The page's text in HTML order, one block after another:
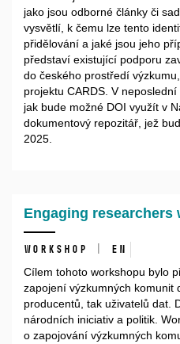
jako jsou odborné články či
vysvětlí, k čemu lze tento
přidělování a jaké jsou jeho
představí existující podporu
do českého prostředí
projektu CARDS. V
jak bude možné DOI využít v
dokumentový repozitář, jež
2025.
Engaging researchers
Workshop | EN
Cílem tohoto workshopu bylo
zapojení výzkumných komunit
producentů, tak uživatelů dat.
národních iniciativ a politik.
o zapojování výzkumných